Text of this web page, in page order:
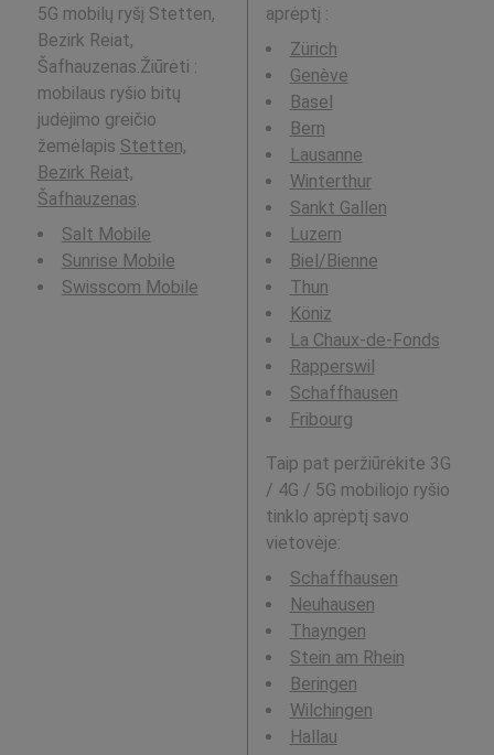
5G mobilų ryšį Stetten,
Bezirk Reiat,
Šafhauzenas.Žiūrėti :
mobilaus ryšio bitų
judėjimo greičio
žemėlapis Stetten,
Bezirk Reiat,
Šafhauzenas.
Salt Mobile
Sunrise Mobile
Swisscom Mobile
aprėptį :
Zürich
Genève
Basel
Bern
Lausanne
Winterthur
Sankt Gallen
Luzern
Biel/Bienne
Thun
Köniz
La Chaux-de-Fonds
Rapperswil
Schaffhausen
Fribourg
Taip pat peržiūrėkite 3G
/ 4G / 5G mobiliojo ryšio
tinklo aprėptį savo
vietovėje:
Schaffhausen
Neuhausen
Thayngen
Stein am Rhein
Beringen
Wilchingen
Hallau